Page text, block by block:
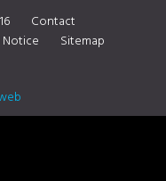
Contact
Notice Sitemap